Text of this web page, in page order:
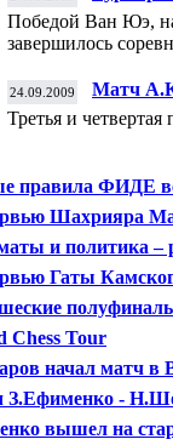
Победой Ван Юэ,
завершилось
24.09.2009
Матч
Третья и четвертая
правила ФИДЕ
Шахрияра
и политика –
Гаты
Chess Tour
начал матч в
З.Ефименко -
вышел на